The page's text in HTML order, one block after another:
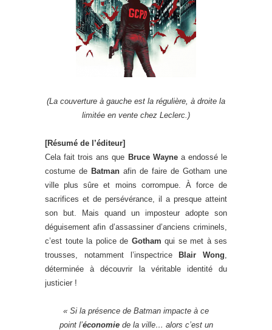
(La couverture à gauche est la régulière, à droite la
limitée en vente chez Leclerc.)
[Résumé de l’éditeur]
Cela fait trois ans que Bruce Waynea endossé le
costume de Batman afin de faire de Gotham une
ville plus sûre et moins corrompue. À force de
sacrifices et de persévérance, il a presque atteint
son but. Mais quand un imposteur adopte son
déguisement afin d’assassiner d’anciens criminels,
c’est toute la police de Gotham qui se met à ses
trousses, notamment l’inspectrice
Blair Wong,
déterminée à découvrir la véritable identité du
justicier !
« Si la présence de Batman impacte à ce
point l’économiede la ville… alors c’est un